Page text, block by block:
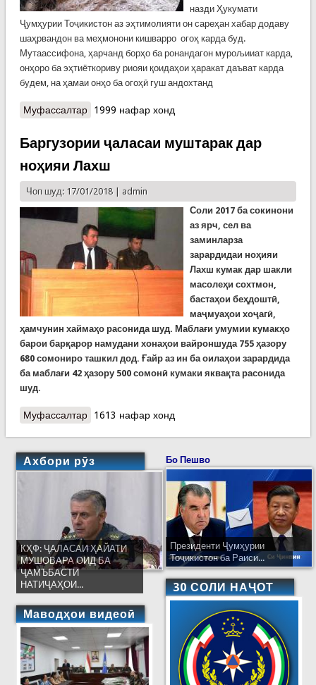
назди Ҳукумати
Ҷумҳурии Тоҷикистон аз эҳтимолияти он сареҳан хабар додаву
шаҳрвандон ва меҳмонони кишварро огоҳ карда буд.
Мутаассифона, ҳарчанд борҳо ба ронандагон мурољииат карда,
онҳоро ба эҳтиёткориву риояи қоидаҳои ҳаракат даъват карда
будем, на ҳамаи онҳо ба огоҳӣ гуш андохтанд
Муфассалтаро Тағйири ногаҳони ҳаво вазъро дар роҳҳои куҳӣ
нақлиётӣ шуд
1999 нафар хонд
Баргузории ҷаласаи муштарак дар
ноҳияи Лахш
Чоп шуд: 17/01/2018 | admin
Соли 2017 ба сокинони
аз ярч, сел ва
заминларза
зарардидаи ноҳияи
Лахш кумак дар шакли
масолеҳи сохтмон,
бастаҳои беҳдоштӣ,
маҷмуаҳои хоҷагӣ,
ҳамчунин хаймаҳо расонида шуд. Маблағи умумии кумакҳо
барои барқарор намудани хонаҳои вайроншуда 755 ҳазору
680 сомониро ташкил дод. Ғайр аз ин ба оилаҳои зарардида
ба маблағи 42 ҳазору 500 сомонӣ кумаки яквақта расонида
шуд.
Муфассалтаро Баргузории ҷаласаи муштарак дар ноҳияи
1613 нафар хонд
Ахбори рӯз
КҲФ: ҶАЛАСАИ ҲАЙАТИ
МУШОВАРА ОИД БА
ҶАМЪБАСТИ
НАТИҶАҲОИ...
Маводҳои видеоӣ
Бо Пешво
Президенти Ҷумҳурии
Тоҷикистон ба Раиси...
30 СОЛИ НАҶОТ